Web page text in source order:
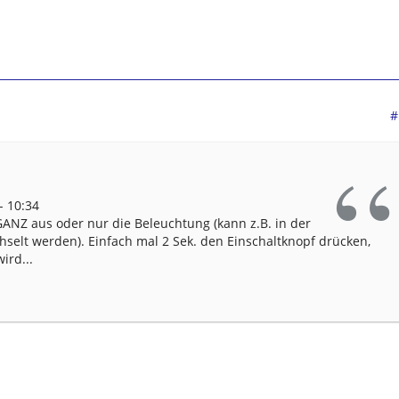
10:34
aus oder nur die Beleuchtung (kann z.B. in der
werden). Einfach mal 2 Sek. den Einschaltknopf drücken,